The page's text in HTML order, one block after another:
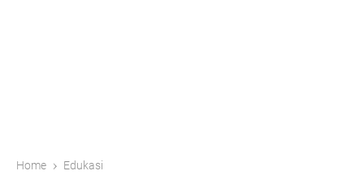
Home › Edukasi